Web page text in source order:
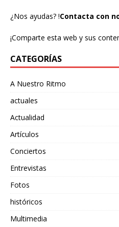
¿Nos ayudas? !Contacta con
¡Comparte esta web y sus
CATEGORÍAS
A Nuestro Ritmo
actuales
Actualidad
Artículos
Conciertos
Entrevistas
Fotos
históricos
Multimedia